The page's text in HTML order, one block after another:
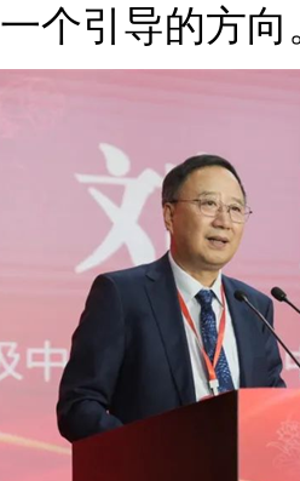
个引导的方向